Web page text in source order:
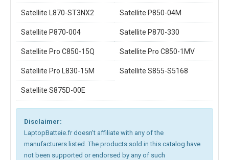
Satellite L870-ST3NX2 Satellite P850-04M
Satellite P870-004 Satellite P870-330
Satellite Pro C850-15Q Satellite Pro C850-1MV
Satellite Pro L830-15M Satellite S855-S5168
Satellite S875D-00E
Disclaimer:
LaptopBatteie.fr doesn't affiliate with any of the
manufacturers listed. The products sold in this catalog have
not been supported or endorsed by any of such